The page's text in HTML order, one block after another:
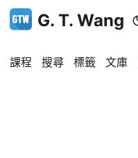
G. T. Wang
課程 搜尋 標籤 文庫